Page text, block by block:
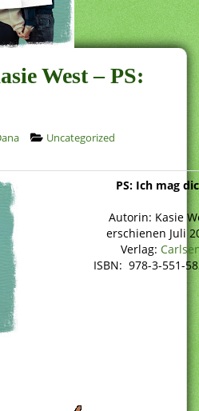
West – PS:
Uncategorized
PS: Ich mag
Autorin: Kasie
erschienen Juli
Verlag:
ISBN: 978-3-551-